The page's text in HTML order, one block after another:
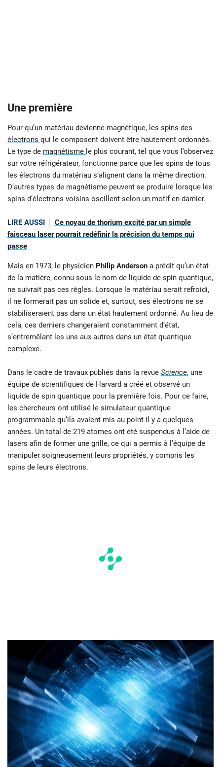
Une première
Pour qu’un matériau devienne magnétique, les spins des
électrons qui le composent doivent être hautement ordonnés.
Le type de magnétisme le plus courant, tel que vous l’observez
sur votre réfrigérateur, fonctionne parce que les spins de tous
les électrons du matériau s’alignent dans la même direction.
D’autres types de magnétisme peuvent se produire lorsque les
spins d’électrons voisins oscillent selon un motif en damier.
LIRE AUSSI
Ce noyau de thorium excité par un simple
faisceau laser pourrait redéfinir la précision du temps qui
passe
Mais en 1973, le physicien Philip Anderson a prédit qu’un état
de la matière, connu sous le nom de liquide de spin quantique,
ne suivrait pas ces règles. Lorsque le matériau serait refroidi,
il ne formerait pas un solide et, surtout, ses électrons ne se
stabiliseraient pas dans un état hautement ordonné. Au lieu de
cela, ces derniers changeraient constamment d’état,
s’entremêlant les uns aux autres dans un état quantique
complexe.
Dans le cadre de travaux publiés dans la revue Science, une
équipe de scientifiques de Harvard a créé et observé un
liquide de spin quantique pour la première fois. Pour ce faire,
les chercheurs ont utilisé le simulateur quantique
programmable qu’ils avaient mis au point il y a quelques
années. Un total de 219 atomes ont été suspendus à l’aide de
lasers afin de former une grille, ce qui a permis à l’équipe de
manipuler soigneusement leurs propriétés, y compris les
spins de leurs électrons.